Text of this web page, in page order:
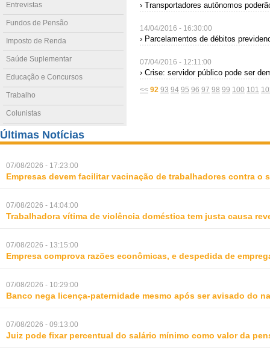
Entrevistas
Fundos de Pensão
Imposto de Renda
Saúde Suplementar
Educação e Concursos
Trabalho
Colunistas
› Transportadores autônomos
14/04/2016 - 16:30:00
› Parcelamentos de débitos
07/04/2016 - 12:11:00
› Crise: servidor público pode ser
<< 92 93 94 95 96 97 98 99 100 101
Últimas Notícias
07/08/2026 - 17:23:00
Empresas devem facilitar vacinação de trabalhadores contra o
07/08/2026 - 14:04:00
Trabalhadora vítima de violência doméstica tem justa causa
07/08/2026 - 13:15:00
Empresa comprova razões econômicas, e despedida de
07/08/2026 - 10:29:00
Banco nega licença-paternidade mesmo após ser avisado do
07/08/2026 - 09:13:00
Juiz pode fixar percentual do salário mínimo como valor da